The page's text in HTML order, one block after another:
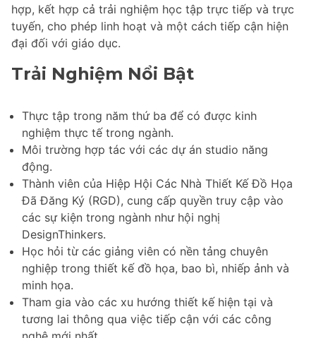
hợp, kết hợp cả trải nghiệm học tập trực tiếp và trực
tuyến, cho phép linh hoạt và một cách tiếp cận hiện
đại đối với giáo dục.
Trải Nghiệm Nổi Bật
Thực tập trong năm thứ ba để có được kinh
nghiệm thực tế trong ngành.
Môi trường hợp tác với các dự án studio năng
động.
Thành viên của Hiệp Hội Các Nhà Thiết Kế Đồ Họa
Đã Đăng Ký (RGD), cung cấp quyền truy cập vào
các sự kiện trong ngành như hội nghị
DesignThinkers.
Học hỏi từ các giảng viên có nền tảng chuyên
nghiệp trong thiết kế đồ họa, bao bì, nhiếp ảnh và
minh họa.
Tham gia vào các xu hướng thiết kế hiện tại và
tương lai thông qua việc tiếp cận với các công